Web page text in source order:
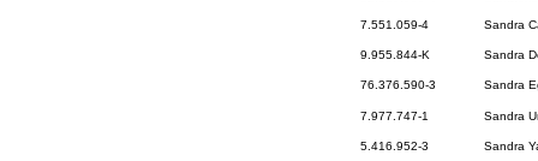
7.551.059-4 Sandra
9.955.844-K Sandra
76.376.590-3 Sandra
7.977.747-1 Sandra
5.416.952-3 Sandra